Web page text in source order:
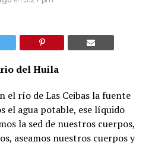
del Huila
el río de Las Ceibas la fuente
el agua potable, ese líquido
la sed de nuestros cuerpos,
aseamos nuestros cuerpos y